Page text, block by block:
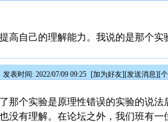
高自己的理解能力。我说的是那个
发表时间: 2022/07/09 09:25 [加为好友][发送消息][
那个实验是原理性错误的实验的说
没有理解。在论坛之外，我们班有